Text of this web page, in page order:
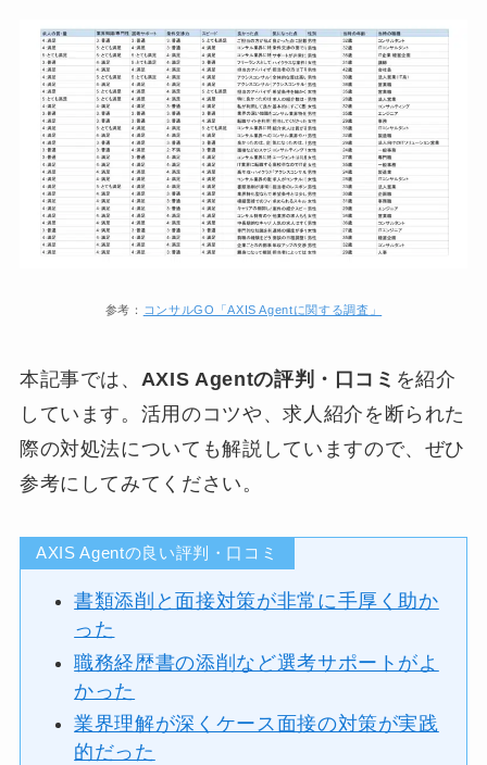
参考： コンサルGO「AXIS Agentに関する調査」
本記事では、 AXIS Agentの評判・口コミ を紹介
しています。活用のコツや、求人紹介を断られた
際の対処法についても解説していますので、ぜひ
参考にしてみてください。
AXIS Agentの良い評判・口コミ
書類添削と面接対策が非常に手厚く助か
った
職務経歴書の添削など選考サポートがよ
かった
業界理解が深くケース面接の対策が実践
的だった